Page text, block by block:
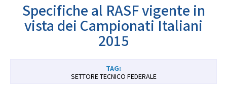
Specifiche al RASF vigente in
vista dei Campionati Italiani
2015
SETTORE TECNICO FEDERALE